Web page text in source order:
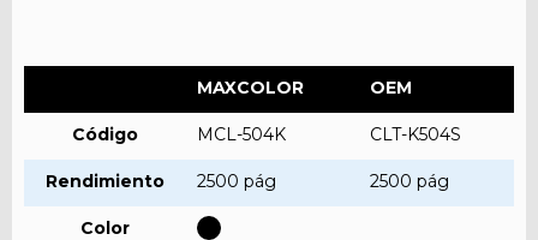
MAXCOLOR OEM
Código MCL-504K CLT-K504S
Rendimiento 2500 pág 2500 pág
Color